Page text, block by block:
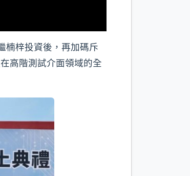
楠梓投資後，再加碼斥
高階測試介面領域的全